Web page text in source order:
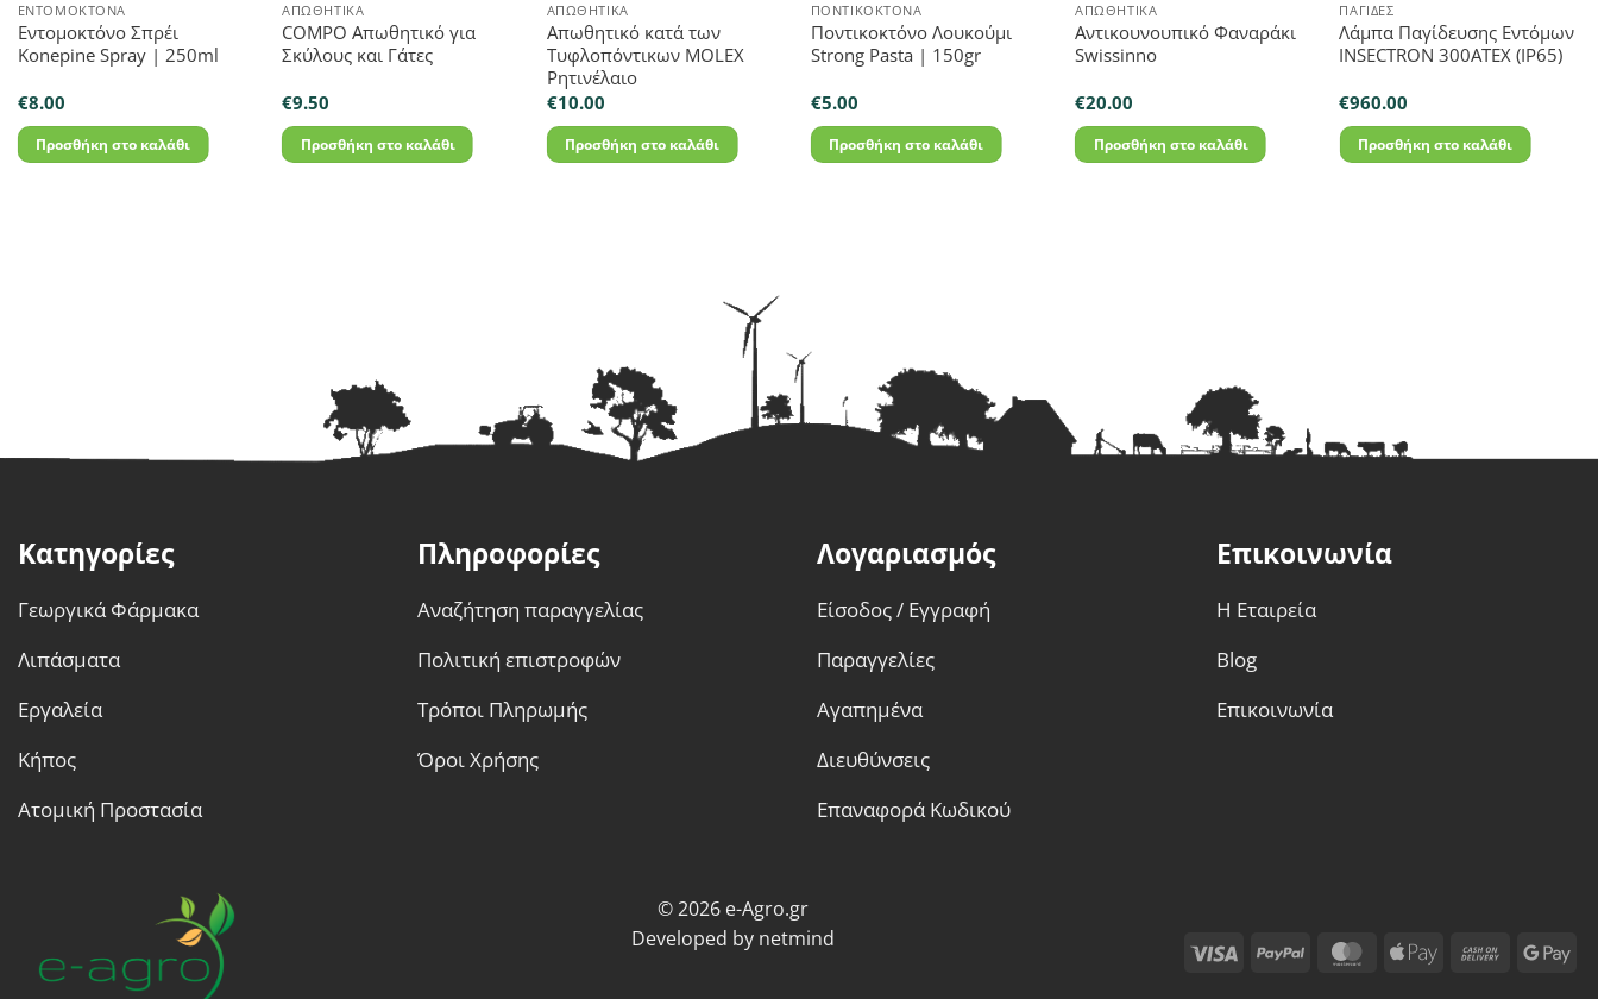
ΕΝΤΟΜΟΚΤΌΝΑ
Εντομοκτόνο Σπρέι
Konepine Spray | 250ml
€8.00
Προσθήκη στο καλάθι
ΑΠΩΘΗΤΙΚΆ
COMPO Απωθητικό για
Σκύλους και Γάτες
€9.50
Προσθήκη στο καλάθι
ΑΠΩΘΗΤΙΚΆ
Απωθητικό κατά των
Τυφλοπόντικων MOLEX
Ρητινέλαιο
€10.00
Προσθήκη στο καλάθι
ΠΟΝΤΙΚΟΚΤΌΝΑ
Ποντικοκτόνο Λουκούμι
Strong Pasta | 150gr
€5.00
Προσθήκη στο καλάθι
ΑΠΩΘΗΤΙΚΆ
Αντικουνουπικό Φαναράκι
Swissinno
€20.00
Προσθήκη στο καλάθι
ΠΑΓΊΔΕΣ
Λάμπα Παγίδευσης Εντόμων
INSECTRON 300ATEX (IP65)
€960.00
Προσθήκη στο καλάθι
Κατηγορίες
Γεωργικά Φάρμακα
Λιπάσματα
Εργαλεία
Κήπος
Ατομική Προστασία
Πληροφορίες
Αναζήτηση παραγγελίας
Πολιτική επιστροφών
Τρόποι Πληρωμής
Όροι Χρήσης
Λογαριασμός
Είσοδος / Εγγραφή
Παραγγελίες
Αγαπημένα
Διευθύνσεις
Επαναφορά Κωδικού
Επικοινωνία
Η Εταιρεία
Blog
Επικοινωνία
© 2026 e-Agro.gr
Developed by netmind Visa PayPal MasterCard
Apple
Cash